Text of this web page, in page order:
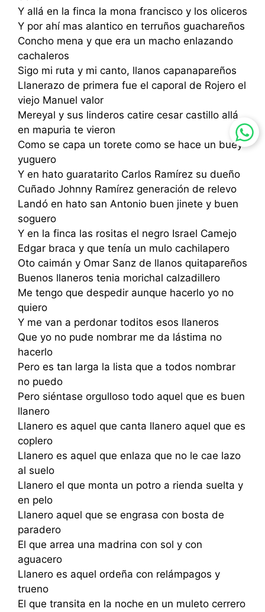
Y allá en la finca la mona francisco y los oliceros
Y por ahí mas alantico en terruños guachareños
Concho mena y que era un macho enlazando
cachaleros
Sigo mi ruta y mi canto, llanos capanapareños
Llanerazo de primera fue el caporal de Rojero el
viejo Manuel valor
Mereyal y sus linderos catire cesar castillo allá
en mapuria te vieron
Como se capa un torete como se hace un buey
yuguero
Y en hato guaratarito Carlos Ramírez su dueño
Cuñado Johnny Ramírez generación de relevo
Landó en hato san Antonio buen jinete y buen
soguero
Y en la finca las rositas el negro Israel Camejo
Edgar braca y que tenía un mulo cachilapero
Oto caimán y Omar Sanz de llanos quitapareños
Buenos llaneros tenia morichal calzadillero
Me tengo que despedir aunque hacerlo yo no
quiero
Y me van a perdonar toditos esos llaneros
Que yo no pude nombrar me da lástima no
hacerlo
Pero es tan larga la lista que a todos nombrar
no puedo
Pero siéntase orgulloso todo aquel que es buen
llanero
Llanero es aquel que canta llanero aquel que es
coplero
Llanero es aquel que enlaza que no le cae lazo
al suelo
Llanero el que monta un potro a rienda suelta y
en pelo
Llanero aquel que se engrasa con bosta de
paradero
El que arrea una madrina con sol y con
aguacero
Llanero es aquel ordeña con relámpagos y
trueno
El que transita en la noche en un muleto cerrero